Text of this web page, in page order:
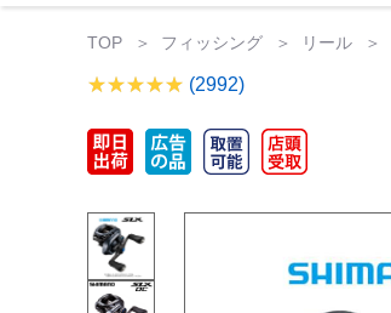
TOP フィッシング リール
(2992)